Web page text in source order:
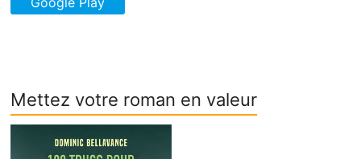
Mettez votre roman en valeur